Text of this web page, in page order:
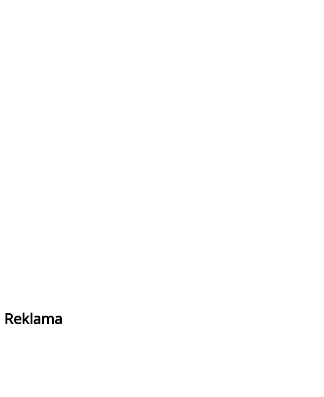
Reklama